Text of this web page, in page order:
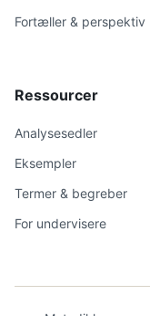
Fortæller & perspektiv
Ressourcer
Analysesedler
Eksempler
Termer & begreber
For undervisere